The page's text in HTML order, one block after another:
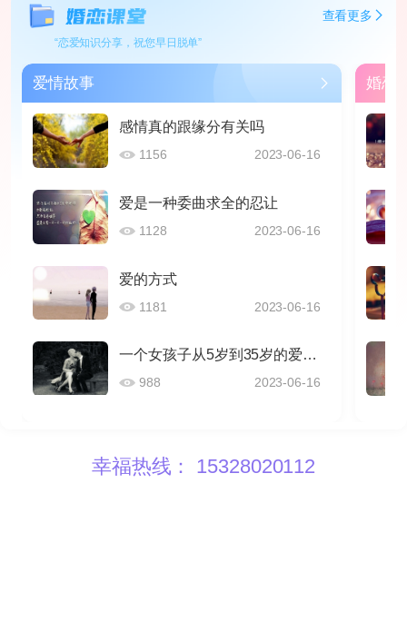
查看更多
“恋爱知识分享，祝您早日脱单”
爱情故事
感情真的跟缘分有关吗
1156 2023-06-16
爱是一种委曲求全的忍让
1128 2023-06-16
爱的方式
1181 2023-06-16
一个女孩子从5岁到35岁的爱情感悟
988 2023-06-16
婚恋
幸福热线： 15328020112